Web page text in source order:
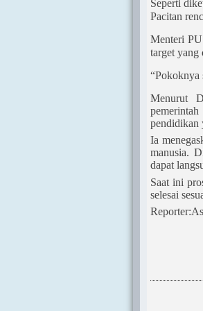
Seperti
Pacitan
Menteri
target yang
“Pokoknya
Menurut
pendidikan
Ia
manusia.
dapat
Saat ini
selesai